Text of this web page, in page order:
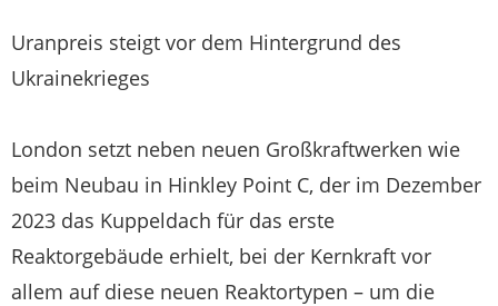
Uranpreis steigt vor dem Hintergrund des
Ukrainekrieges
London setzt neben neuen Großkraftwerken wie
beim Neubau in Hinkley Point C, der im Dezember
2023 das Kuppeldach für das erste
Reaktorgebäude erhielt, bei der Kernkraft vor
allem auf diese neuen Reaktortypen – um die